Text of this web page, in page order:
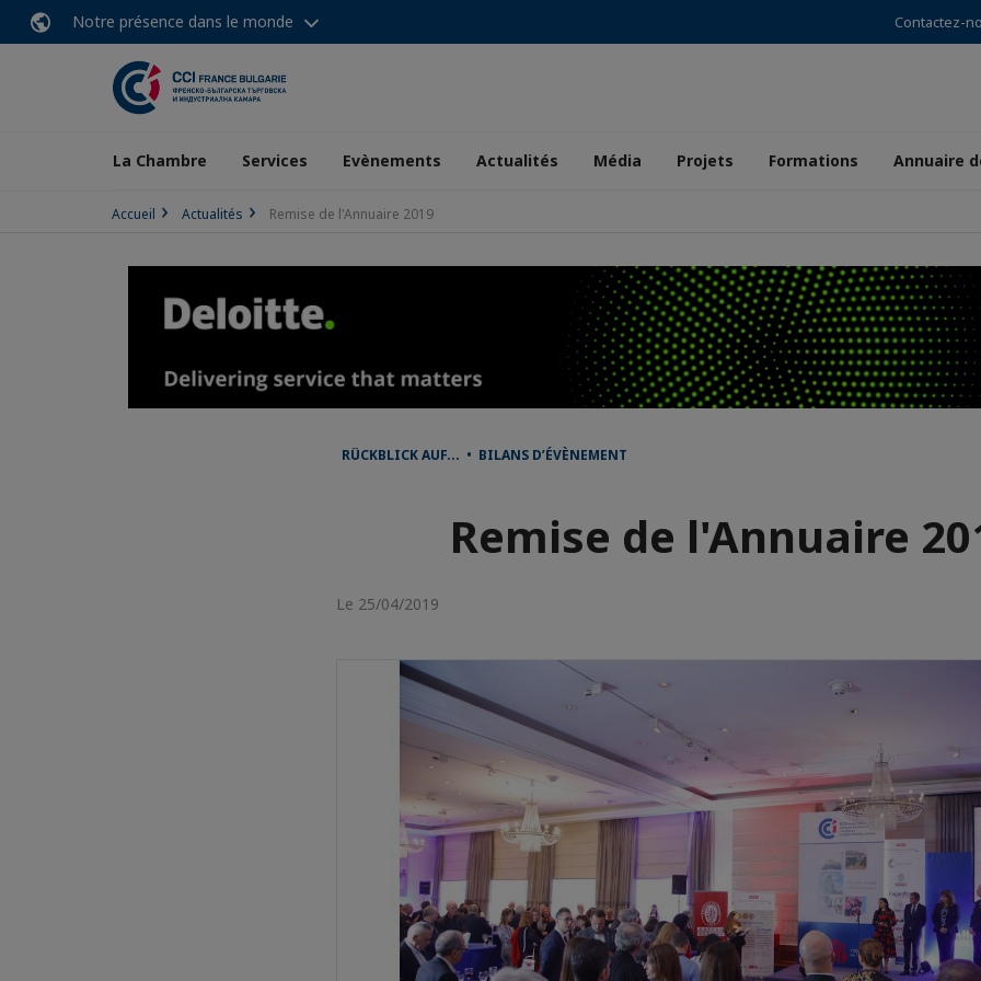
Notre présence dans le monde Contactez-
La Chambre Services Evènements Actualités Média Projets Formations Annuaire
Accueil Actualités Remise de l'Annuaire 2019
RÜCKBLICK AUF... • BILANS D’ÉVÈNEMENT
Remise de l'Annuaire
Le 25/04/2019